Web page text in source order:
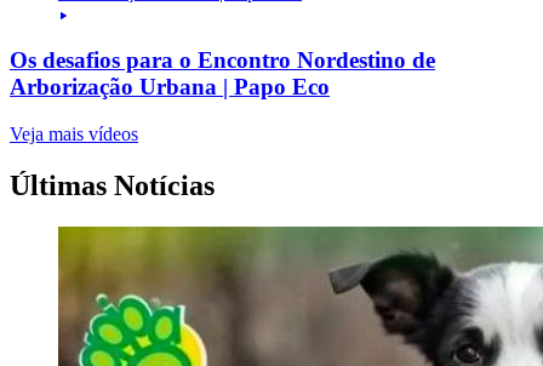
Os desafios para o Encontro Nordestino de
Arborização Urbana | Papo Eco
Veja mais vídeos
Últimas Notícias